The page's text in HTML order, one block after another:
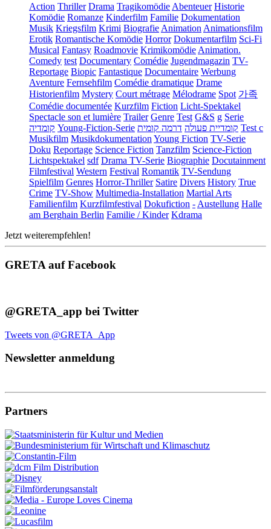
Action Thriller Drama Tragikomödie Abenteuer Historie
Komödie Romanze Kinderfilm Familie Dokumentation
Musik Kriegsfilm Krimi Biografie Animation Animationsfilm
Erotik Romantische Komödie Horror Dokumentarfilm Sci-Fi
Musical Fantasy Roadmovie Krimikomödie Animation.
Comedy test Documentary Comédie Jugendmagazin TV-
Reportage Biopic Fantastique Documentaire Werbung
Aventure Fernsehfilm Comédie dramatique Drame
Historienfilm Mystery Court métrage Mélodrame Spot 가족
Comédie documentée Kurzfilm Fiction Licht-Spektakel
Spectacle son et lumière Trailer Genre Test G&S g Serie
קומדיה Young-Fiction-Serie קומדיית פעולה דרמה קומית
Test c
Musikfilm Musikdokumentation Young Fiction TV-Serie
Doku Reportage Science Fiction Tanzfilm Science-Fiction
Lichtspektakel sdf Drama TV-Serie Biographie Docutainment
Filmfestival Western Festival Romantik TV-Sendung
Spielfilm Genres Horror-Thriller Satire Divers History True
Crime TV-Show Multimedia-Installation Martial Arts
Familienfilm Kurzfilmfestival Dokufiction - Austellung Halle
am Berghain Berlin Familie / Kinder Kdrama
Jetzt weiterempfehlen!
GRETA auf Facebook
@GRETA_app bei Twitter
Tweets von @GRETA_App
Newsletter anmeldung
Partners